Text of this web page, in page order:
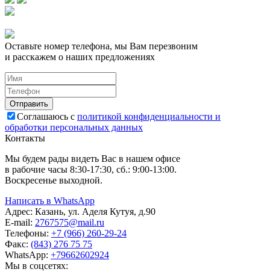
Оставьте номер телефона, мы Вам перезвоним
и расскажем о наших предложениях
Соглашаюсь с политикой конфиденциальности и
обработки персональных данных
Контакты
Мы будем рады видеть Вас в нашем офисе
в рабочие часы 8:30-17:30, сб.: 9:00-13:00.
Воскресенье выходной.
Написать в WhatsApp
Адрес: Казань, ул. Аделя Кутуя, д.90
E-mail: 2767575@mail.ru
Телефоны: +7 (966) 260-29-24
Факс: (843) 276 75 75
WhatsApp: +79662602924
Мы в соцсетях: